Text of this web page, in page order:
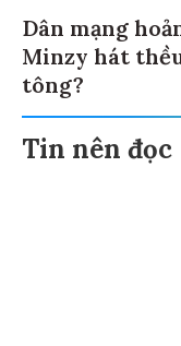
Dân mạng
Minzy hát
tông?
Tin nên đọc